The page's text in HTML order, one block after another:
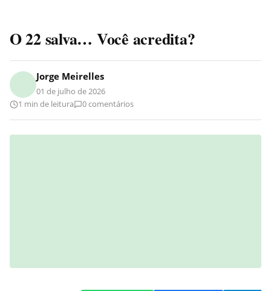
O 22 salva… Você acredita?
Jorge Meirelles
01 de julho de 2026
1 min de leitura
0 comentários